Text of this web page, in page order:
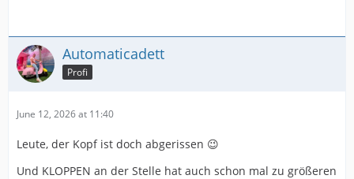
Automaticadett
Profi
June 12, 2026 at 11:40
Leute, der Kopf ist doch abgerissen 😉
Und KLOPPEN an der Stelle hat auch schon mal zu größeren